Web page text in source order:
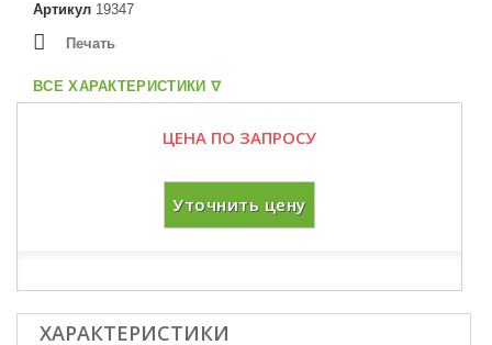
Артикул 19347
Печать
ВСЕ ХАРАКТЕРИСТИКИ ᐁ
ЦЕНА ПО ЗАПРОСУ
Уточнить цену
ХАРАКТЕРИСТИКИ